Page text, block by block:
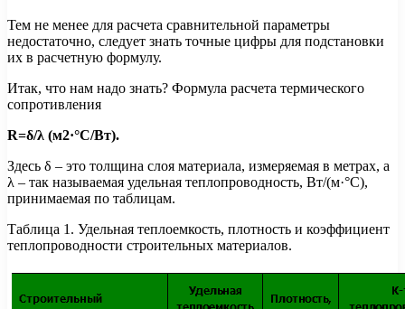
Тем не менее для расчета сравнительной параметры
недостаточно, следует знать точные цифры для подстановки
их в расчетную формулу.
Итак, что нам надо знать? Формула расчета термического
сопротивления
R=δ/λ (м2·°С/Вт).
Здесь δ – это толщина слоя материала, измеряемая в метрах, а
λ – так называемая удельная теплопроводность, Вт/(м·°С),
принимаемая по таблицам.
Таблица 1. Удельная теплоемкость, плотность и коэффициент
теплопроводности строительных материалов.